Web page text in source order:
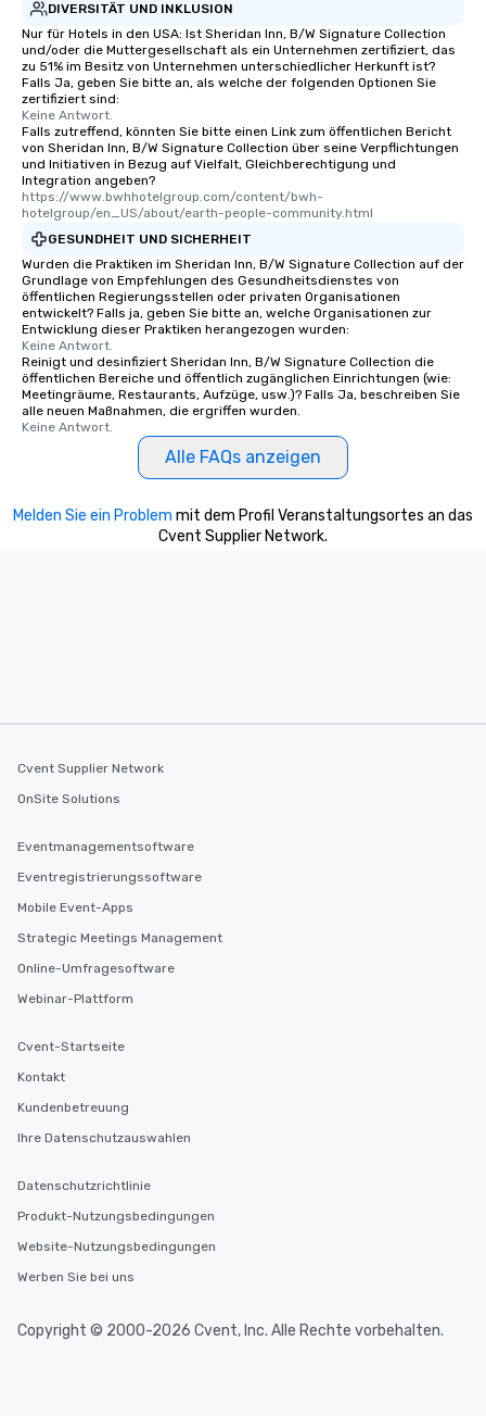
DIVERSITÄT UND INKLUSION
Nur für Hotels in den USA: Ist Sheridan Inn, B/W Signature Collection
und/oder die Muttergesellschaft als ein Unternehmen zertifiziert, das
zu 51% im Besitz von Unternehmen unterschiedlicher Herkunft ist?
Falls Ja, geben Sie bitte an, als welche der folgenden Optionen Sie
zertifiziert sind:
Keine Antwort.
Falls zutreffend, könnten Sie bitte einen Link zum öffentlichen Bericht
von Sheridan Inn, B/W Signature Collection über seine Verpflichtungen
und Initiativen in Bezug auf Vielfalt, Gleichberechtigung und
Integration angeben?
https://www.bwhhotelgroup.com/content/bwh-
hotelgroup/en_US/about/earth-people-community.html
GESUNDHEIT UND SICHERHEIT
Wurden die Praktiken im Sheridan Inn, B/W Signature Collection auf der
Grundlage von Empfehlungen des Gesundheitsdienstes von
öffentlichen Regierungsstellen oder privaten Organisationen
entwickelt? Falls ja, geben Sie bitte an, welche Organisationen zur
Entwicklung dieser Praktiken herangezogen wurden:
Keine Antwort.
Reinigt und desinfiziert Sheridan Inn, B/W Signature Collection die
öffentlichen Bereiche und öffentlich zugänglichen Einrichtungen (wie:
Meetingräume, Restaurants, Aufzüge, usw.)? Falls Ja, beschreiben Sie
alle neuen Maßnahmen, die ergriffen wurden.
Keine Antwort.
Alle FAQs anzeigen
Melden Sie ein Problem mit dem Profil Veranstaltungsortes an das
Cvent Supplier Network.
Cvent Supplier Network
OnSite Solutions
Eventmanagementsoftware
Eventregistrierungssoftware
Mobile Event-Apps
Strategic Meetings Management
Online-Umfragesoftware
Webinar-Plattform
Cvent-Startseite
Kontakt
Kundenbetreuung
Ihre Datenschutzauswahlen
Datenschutzrichtlinie
Produkt-Nutzungsbedingungen
Website-Nutzungsbedingungen
Werben Sie bei uns
Copyright © 2000-2026 Cvent, Inc. Alle Rechte vorbehalten.